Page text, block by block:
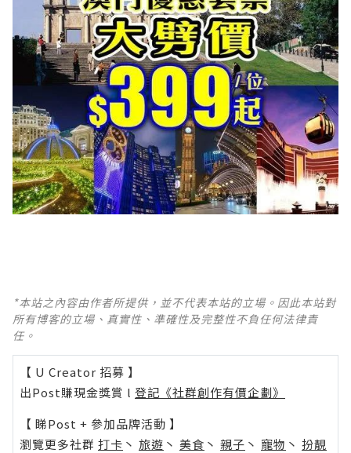
*本站之內容由作者所提供，並不代表本站的立場。因此本站對
所有博客的立場、真實性、準確性及完整性不負任何法律責
任。
【 U Creator 招募 】
出Post賺現金獎賞 l 登記《社群創作有價企劃》
【 睇Post + 參加品牌活動 】
瀏覽更多社群 打卡 丶 旅遊 丶 美食 丶 親子 丶 寵物 丶 扮靚